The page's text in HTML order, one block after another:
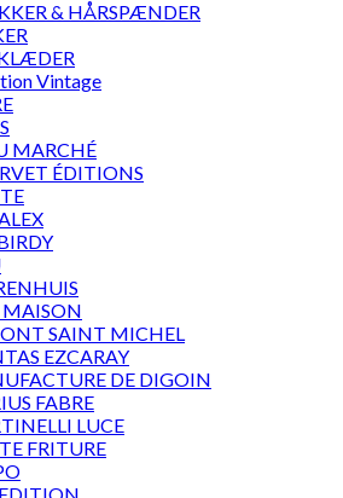
& HÅRSPÆNDER
Vintage
MARCHÉ
ÉDITIONS
SAINT MICHEL
EZCARAY
DE DIGOIN
FABRE
LUCE
FRITURE